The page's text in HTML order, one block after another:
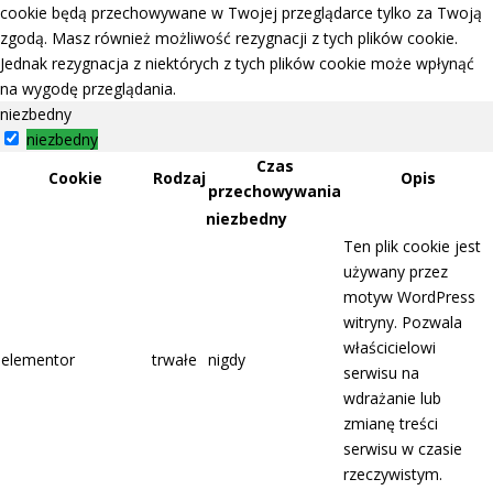
cookie będą przechowywane w Twojej przeglądarce tylko za Twoją
zgodą. Masz również możliwość rezygnacji z tych plików cookie.
Jednak rezygnacja z niektórych z tych plików cookie może wpłynąć
na wygodę przeglądania.
niezbedny
niezbedny
Cookie
Rodzaj
Czas
przechowywania
Opis
niezbedny
elementor trwałe nigdy
Ten plik cookie jest
używany przez
motyw WordPress
witryny. Pozwala
właścicielowi
serwisu na
wdrażanie lub
zmianę treści
serwisu w czasie
rzeczywistym.